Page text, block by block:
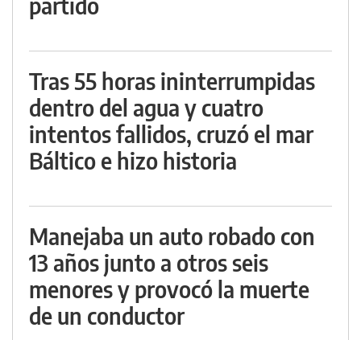
Tras 55 horas ininterrumpidas
dentro del agua y cuatro
intentos fallidos, cruzó el mar
Báltico e hizo historia
Manejaba un auto robado con
13 años junto a otros seis
menores y provocó la muerte
de un conductor